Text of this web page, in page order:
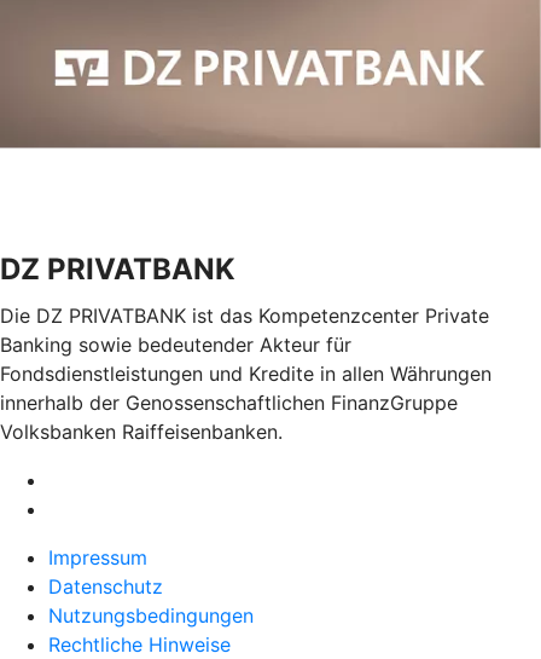
DZ PRIVATBANK
Die DZ PRIVATBANK ist das Kompetenzcenter Private
Banking sowie bedeutender Akteur für
Fondsdienstleistungen und Kredite in allen Währungen
innerhalb der Genossenschaftlichen FinanzGruppe
Volksbanken Raiffeisenbanken.
Impressum
Datenschutz
Nutzungsbedingungen
Rechtliche Hinweise